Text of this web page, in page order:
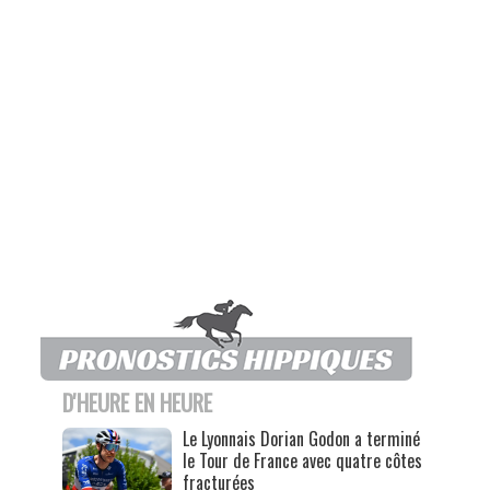
D'HEURE EN HEURE
Le Lyonnais Dorian Godon a terminé
le Tour de France avec quatre côtes
fracturées